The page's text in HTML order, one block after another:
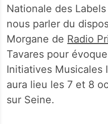
Nationale des
nous parler du
Morgane de Radio
Tavares pour
Initiatives Musicales
aura lieu les 7 et 8
sur Seine.